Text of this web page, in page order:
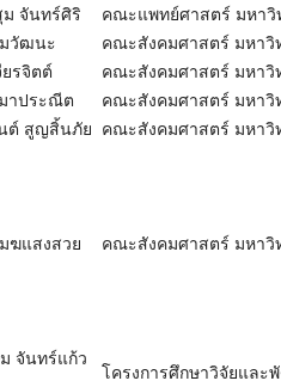
จันทร์ศิริ
วัฒนะ
รจิตต์
าประณีต
ต์ สูญสิ้นภัย
คณะแพทย์ศาสตร์ มหา
คณะสังคมศาสตร์ มหา
คณะสังคมศาสตร์ มหา
คณะสังคมศาสตร์ มหา
คณะสังคมศาสตร์ มหา
ฆแสงสวย
คณะสังคมศาสตร์ มหา
จันทร์แก้ว
โครงการศึกษาวิจัยแล